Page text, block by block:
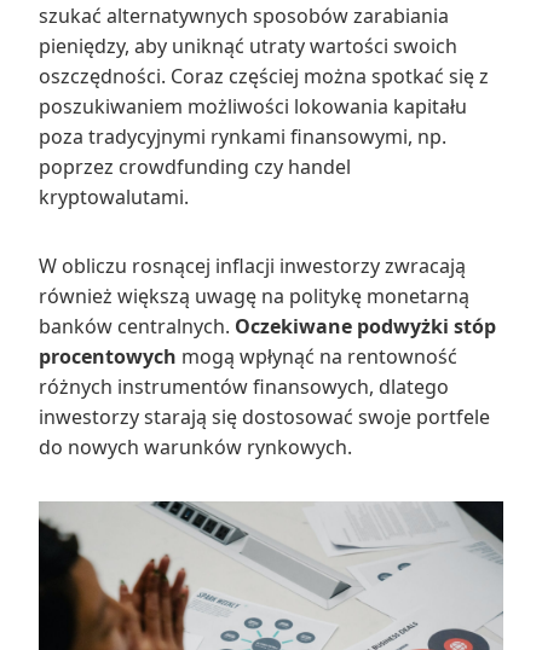
szukać alternatywnych sposobów zarabiania
pieniędzy, aby uniknąć utraty wartości swoich
oszczędności. Coraz częściej można spotkać się z
poszukiwaniem możliwości lokowania kapitału
poza tradycyjnymi rynkami finansowymi, np.
poprzez crowdfunding czy handel
kryptowalutami.
W obliczu rosnącej inflacji inwestorzy zwracają
również większą uwagę na politykę monetarną
banków centralnych. Oczekiwane podwyżki stóp
procentowych mogą wpłynąć na rentowność
różnych instrumentów finansowych, dlatego
inwestorzy starają się dostosować swoje portfele
do nowych warunków rynkowych.